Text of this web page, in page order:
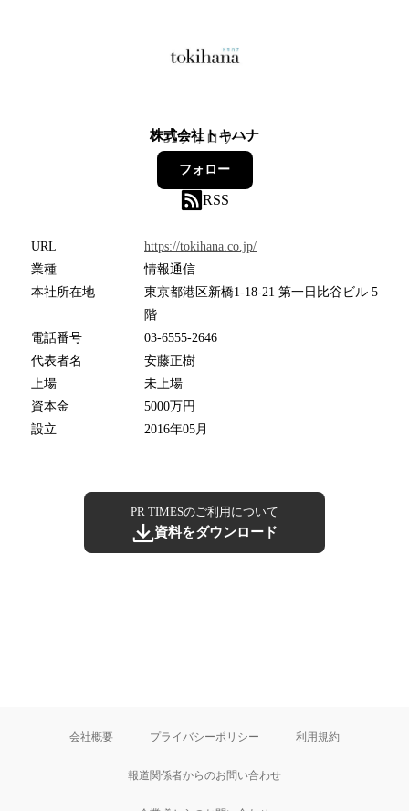
株式会社トキハナ
31フォロワー
フォロー
RSS
URL
https://tokihana.co.jp/
業種
情報通信
本社所在地
東京都港区新橋1-18-21 第一日比谷ビル 5
階
電話番号
03-6555-2646
代表者名
安藤正樹
上場
未上場
資本金
5000万円
設立
2016年05月
PR TIMESのご利用について
資料をダウンロード
会社概要 プライバシーポリシー 利用規約
報道関係者からのお問い合わせ